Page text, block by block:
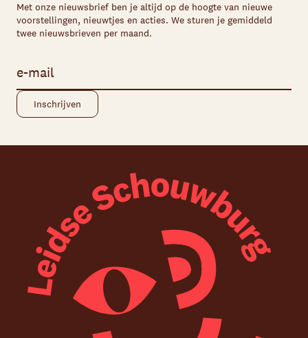
Met onze nieuwsbrief ben je altijd op de hoogte van nieuwe
voorstellingen, nieuwtjes en acties. We sturen je gemiddeld
twee nieuwsbrieven per maand.